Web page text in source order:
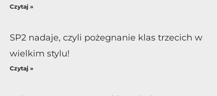
Czytaj »
SP2 nadaje, czyli pożegnanie klas trzecich w
wielkim stylu!
Czytaj »